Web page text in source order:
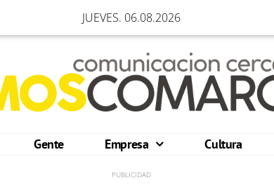
JUEVES. 06.08.2026
Gente Empresa Cultura